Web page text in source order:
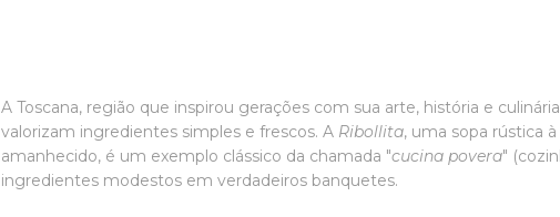
A Toscana, região que inspirou gerações com sua arte, história e
valorizam ingredientes simples e frescos. A Ribollita, uma sopa rústica
amanhecido, é um exemplo clássico da chamada "cucina povera"
ingredientes modestos em verdadeiros banquetes.